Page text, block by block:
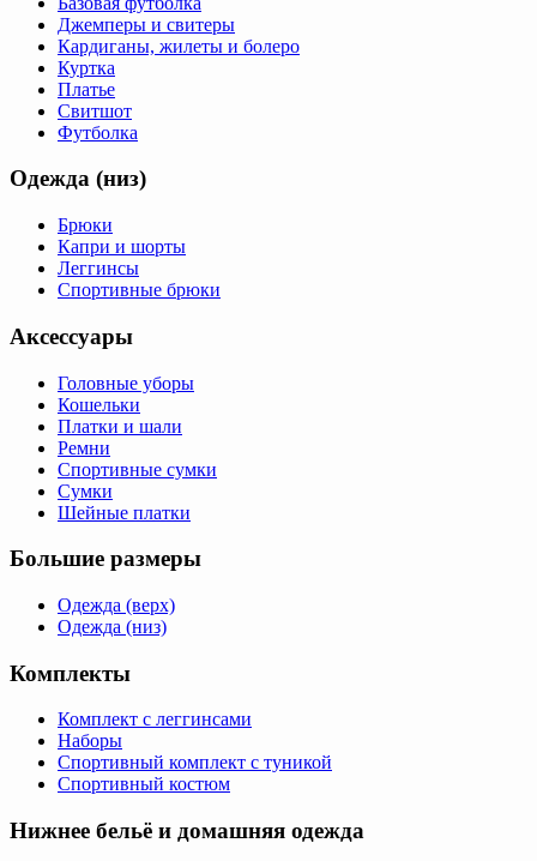
Джемперы и свитеры
Кардиганы, жилеты и болеро
Куртка
Платье
Свитшот
Футболка
Одежда (низ)
Брюки
Капри и шорты
Леггинсы
Спортивные брюки
Аксессуары
Головные уборы
Кошельки
Платки и шали
Ремни
Спортивные сумки
Сумки
Шейные платки
Большие размеры
Одежда (верх)
Одежда (низ)
Комплекты
Комплект с леггинсами
Наборы
Спортивный комплект с туникой
Спортивный костюм
Нижнее бельё и домашняя одежда